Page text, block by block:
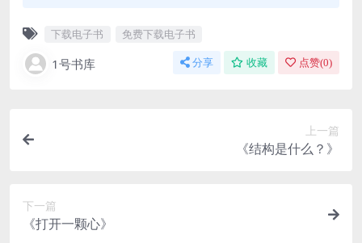
下载电子书 免费下载电子书
1号书库 分享 收藏 点赞(0)
上一篇
《结构是什么？》
下一篇
《打开一颗心》